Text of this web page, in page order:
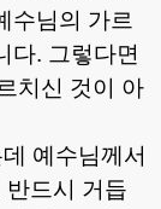
수님의 가르
다. 그렇다면
치신 것이 아
예수님께서
반드시 거듭